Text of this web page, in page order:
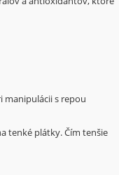
manipulácii s repou
tenké plátky. Čím tenšie